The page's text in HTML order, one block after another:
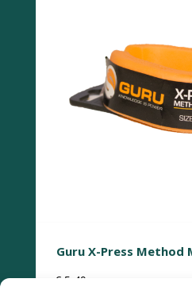
Guru X-Press Method
€ 5,49